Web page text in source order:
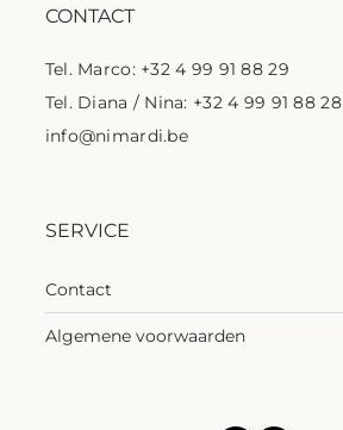
SERVICE
Contact
Algemene voorwaarden
CONTACT
Tel. Marco: +32 4 99 91 88 29
Tel. Diana / Nina: +32 4 99 91 88 28
info@nimardi.be